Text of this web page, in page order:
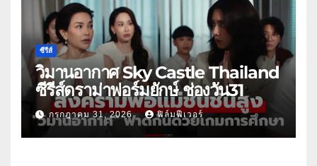
ซีรีส์
วิมานอากาศ Sky Castle Thailand
ซีรีส์ดราม่าฟอร์มยักษ์ ช่องวัน31
กรกฎาคม 31, 2026 ฟิล์มฟีเวอร์